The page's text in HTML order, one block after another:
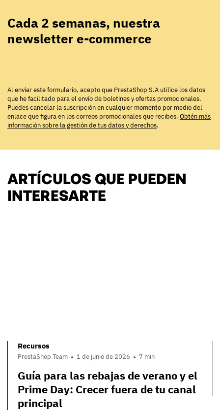
Cada 2 semanas, nuestra
newsletter e-commerce
Al enviar este formulario, acepto que PrestaShop S.A utilice los datos
que he facilitado para el envío de boletines y ofertas promocionales.
Puedes cancelar la suscripción en cualquier momento por medio del
enlace que figura en los correos promocionales que recibes. Obtén más
información sobre la gestión de tus datos y derechos.
ARTÍCULOS QUE PUEDEN
INTERESARTE
Recursos
PrestaShop Team 1 de junio de 2026 7 min
Guía para las rebajas de verano y el
Prime Day: Crecer fuera de tu canal
principal